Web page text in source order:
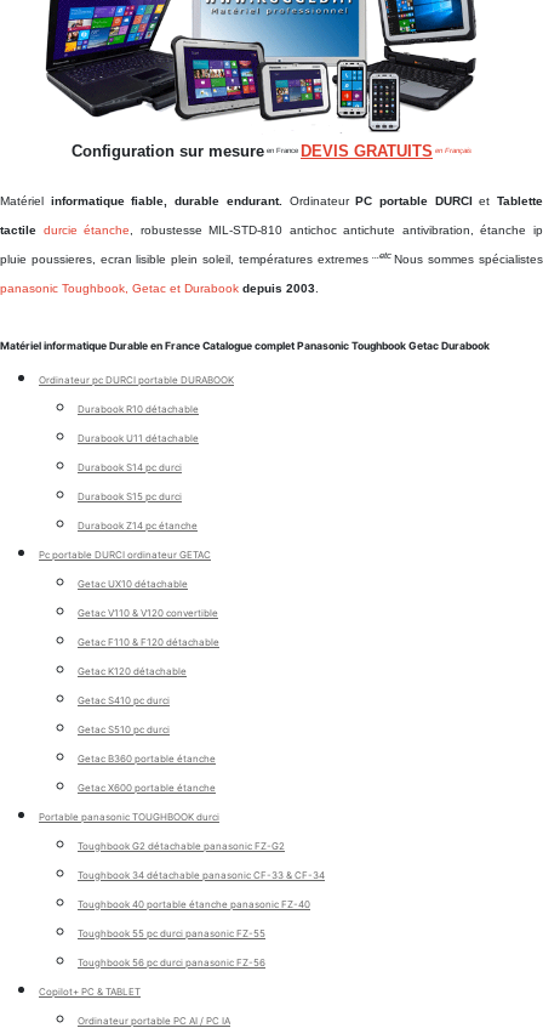
Configuration sur mesure en France DEVIS GRATUITS en Français
Matériel informatique fiable, durable endurant. OrdinateurPC portable DURCIet Tablette
tactile durcie étanche , robustesse MIL-STD-810 antichoc antichute antivibration, étanche ip
pluie poussieres, ecran lisible plein soleil, températures extremes ...etcNous sommes spécialistes
panasonic Toughbook, Getac et Durabook depuis 2003
Matériel informatique Durable en France Catalogue complet Panasonic Toughbook Getac Durabook
Ordinateur pc DURCI portable DURABOOK
Durabook R10 détachable
Durabook U11 détachable
Durabook S14 pc durci
Durabook S15 pc durci
Durabook Z14 pc étanche
Pc portable DURCI ordinateur GETAC
Getac UX10 détachable
Getac V110 & V120 convertible
Getac F110 & F120 détachable
Getac K120 détachable
Getac S410 pc durci
Getac S510 pc durci
Getac B360 portable étanche
Getac X600 portable étanche
Portable panasonic TOUGHBOOK durci
Toughbook G2 détachable panasonic FZ-G2
Toughbook 34 détachable panasonic CF-33 & CF-34
Toughbook 40 portable étanche panasonic FZ-40
Toughbook 55 pc durci panasonic FZ-55
Toughbook 56 pc durci panasonic FZ-56
Copilot+ PC & TABLET
Ordinateur portable PC AI / PC IA